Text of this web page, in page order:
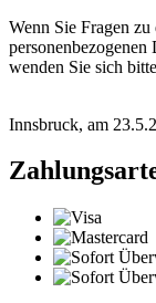
Wenn Sie Fragen
personenbezogenen
wenden Sie sich
Innsbruck, am